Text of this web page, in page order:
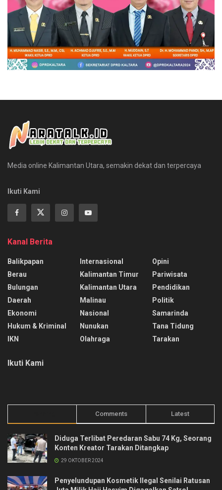
Media online Kalimantan Utara, semakin dekat dan terpercaya
Ikuti Kami
Kanal Berita
Balikpapan
Berau
Bulungan
Daerah
Ekonomi
Hukum & Kriminal
IKN
Internasional
Kalimantan Timur
Kalimantan Utara
Malinau
Nasional
Nunukan
Olahraga
Opini
Pariwisata
Pendidikan
Politik
Samarinda
Tana Tidung
Tarakan
Ikuti Kami
Comments Latest
Diduga Terlibat Peredaran Sabu 74 Kg, Seorang
Konten Kreator Tarakan Ditangkap
29 OKTOBER 2024
Penyelundupan Kosmetik Ilegal Senilai Ratusan